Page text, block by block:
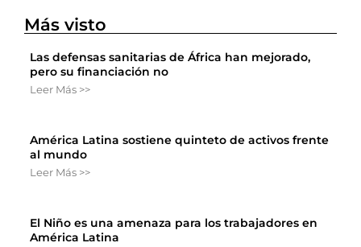
Más visto
Las defensas sanitarias de África han mejorado,
pero su financiación no
Leer Más >>
América Latina sostiene quinteto de activos frente
al mundo
Leer Más >>
El Niño es una amenaza para los trabajadores en
América Latina